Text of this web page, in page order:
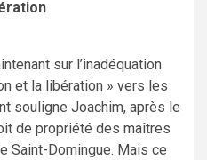
sur l’inadéquation
et la libération » vers les
souligne Joachim, après le
de propriété des maîtres
Saint-Domingue. Mais ce